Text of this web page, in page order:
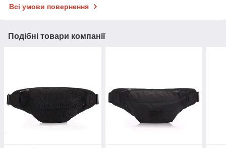
Всі умови повернення
Подібні товари компанії